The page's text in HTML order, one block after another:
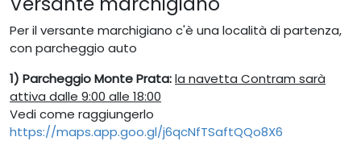
Per il versante marchigiano c'è una località di partenza,
con parcheggio auto
1) Parcheggio Monte Prata:la navetta Contram sarà
attiva dalle 9:00 alle 18:00
Vedi come raggiungerlo
https://maps.app.goo.gl/j6qcNfTSaftQQo8X6